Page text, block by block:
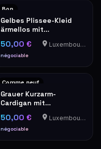
Bon
Gelbes Plissee-Kleid
ärmellos mit
Stehkragen elegant
50,00 €
négociable
Luxembourg-Cents
Comme neuf
Grauer Kurzarm-
Cardigan mit
Perlenverzierung und
Tweed-Optik
50,00 €
négociable
Luxembourg-Cents